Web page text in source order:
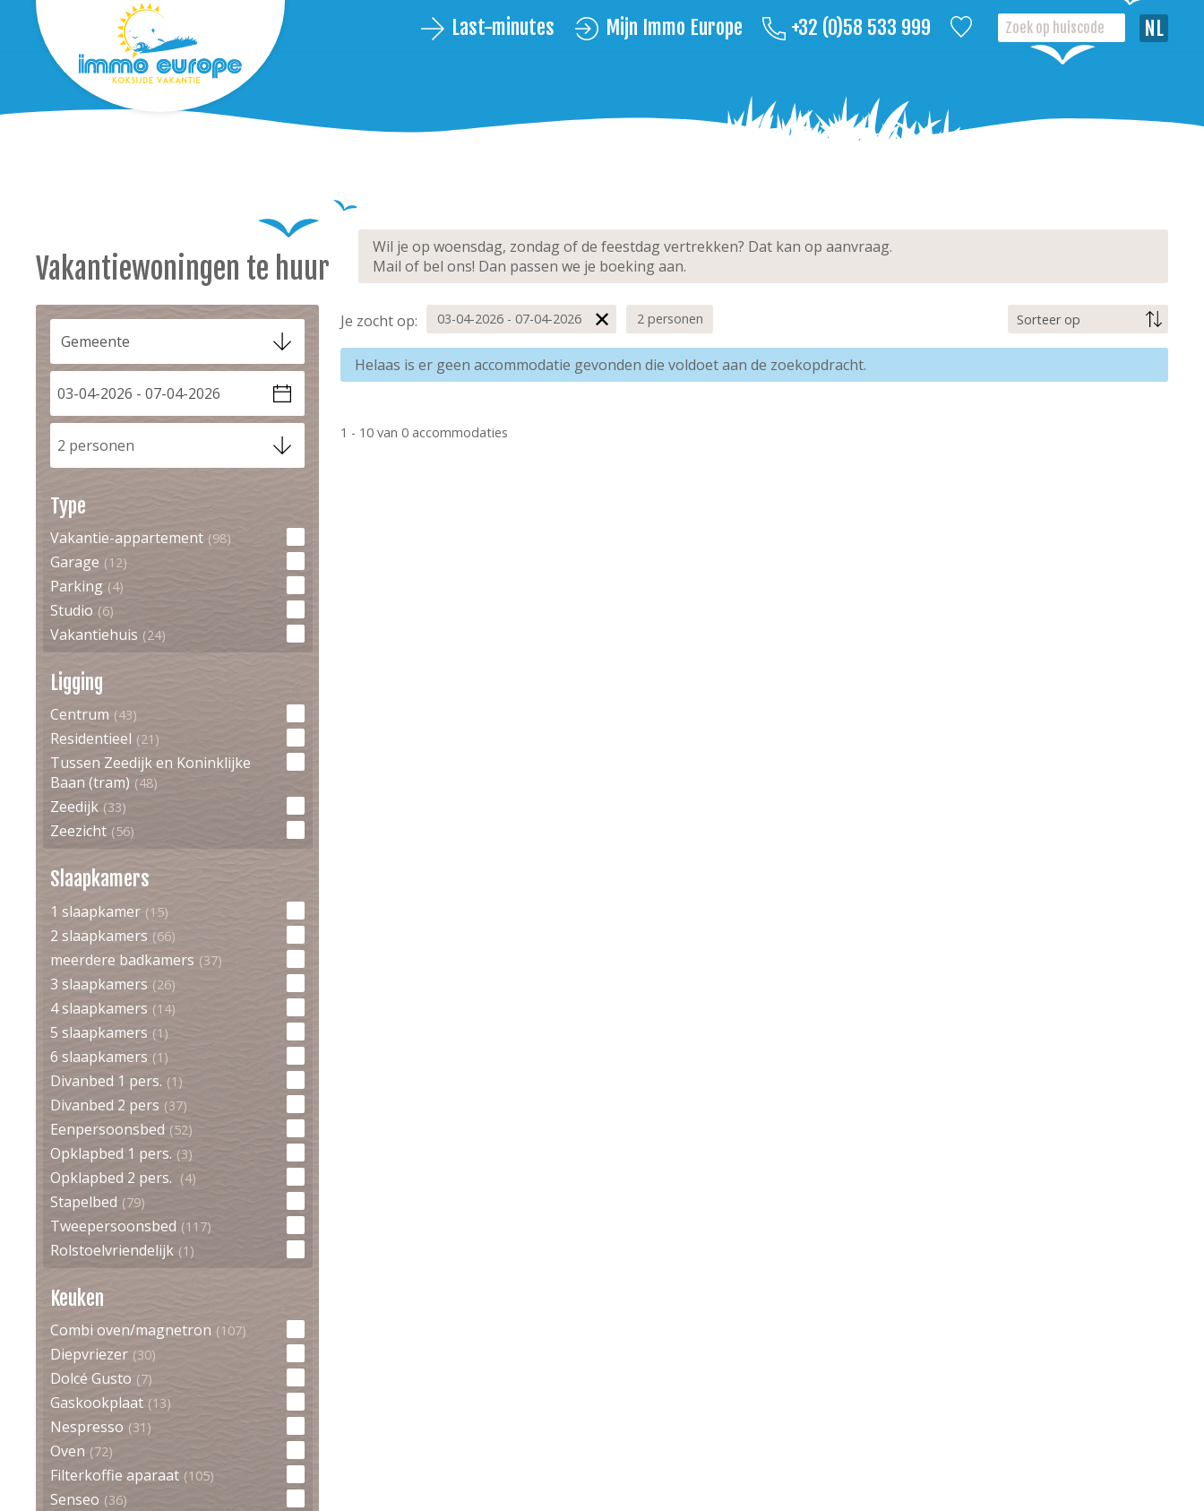
+32 (0)58 533 999
Mijn Immo Europe
Last-minutes
Vakantiewoningen te huur
Wil je op woensdag, zondag of de feestdag vertrekken? Dat kan op aanvraag.
Mail of bel ons! Dan passen we je boeking aan.
2 personen
Type
Vakantie-appartement (98)
Garage (12)
Parking (4)
Studio (6)
Vakantiehuis (24)
Ligging
Centrum (43)
Residentieel (21)
Tussen Zeedijk en Koninklijke
Baan (tram) (48)
Zeedijk (33)
Zeezicht (56)
Slaapkamers
1 slaapkamer (15)
2 slaapkamers (66)
meerdere badkamers (37)
3 slaapkamers (26)
4 slaapkamers (14)
5 slaapkamers (1)
6 slaapkamers (1)
Divanbed 1 pers. (1)
Divanbed 2 pers (37)
Eenpersoonsbed (52)
Opklapbed 1 pers. (3)
Opklapbed 2 pers. (4)
Stapelbed (79)
Tweepersoonsbed (117)
Rolstoelvriendelijk (1)
Keuken
Combi oven/magnetron (107)
Diepvriezer (30)
Dolcé Gusto (7)
Gaskookplaat (13)
Nespresso (31)
Oven (72)
Filterkoffie aparaat (105)
Senseo (36)
Je zocht op: 03-04-2026 - 07-04-2026 2 personen
Helaas is er geen accommodatie gevonden die voldoet aan de zoekopdracht.
1 - 10 van0 accommodaties